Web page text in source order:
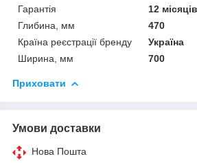
Гарантія
12 місяців
Глибина, мм
470
Країна реєстрації бренду
Україна
Ширина, мм
700
Приховати
Умови доставки
Нова Пошта